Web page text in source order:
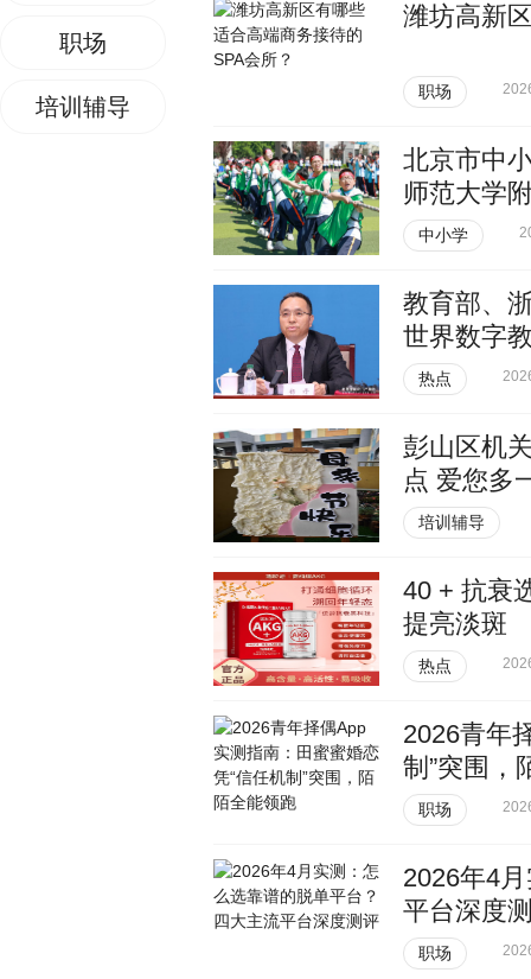
职场
培训辅导
潍坊高新
职场
北京市中
师范大学
中小学
教育部、
世界数字
热点
彭山区机
点 爱您多
培训辅导
40 + 抗衰
提亮淡斑
热点
2026青年
制”突围，
职场
2026年4
平台深度
职场